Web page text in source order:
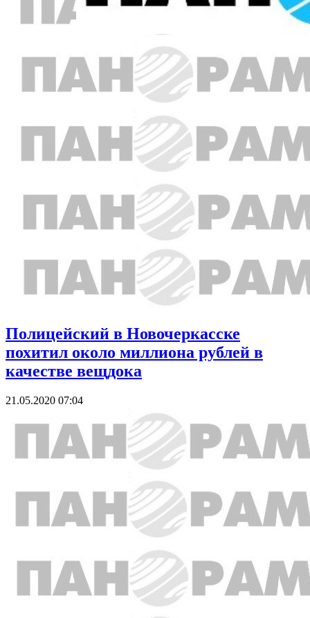
Полицейский в Новочеркасске
похитил около миллиона рублей в
качестве вещдока
21.05.2020 07:04